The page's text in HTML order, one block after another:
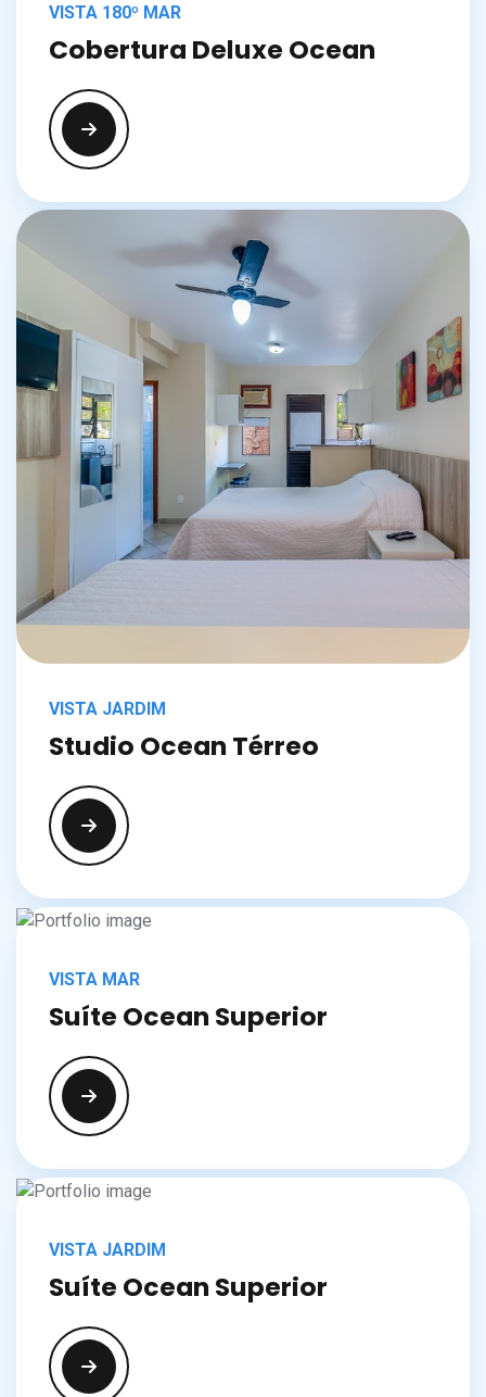
VISTA 180º MAR
Cobertura Deluxe Ocean
VISTA JARDIM
Studio Ocean Térreo
VISTA MAR
Suíte Ocean Superior
VISTA JARDIM
Suíte Ocean Superior